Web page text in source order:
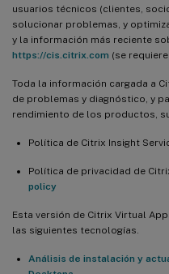
usuarios técnicos (clientes,
solucionar problemas, y
y la información más reciente
https://cis.citrix.com (se
Toda la información cargada a
de problemas y diagnóstico, y
rendimiento de los productos,
Política de Citrix Insight
Política de privacidad de
policy
Esta versión de Citrix Virtual
las siguientes tecnologías.
Análisis de instalación y